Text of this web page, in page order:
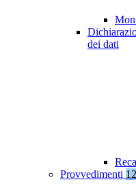
dei dati
Provvedimenti